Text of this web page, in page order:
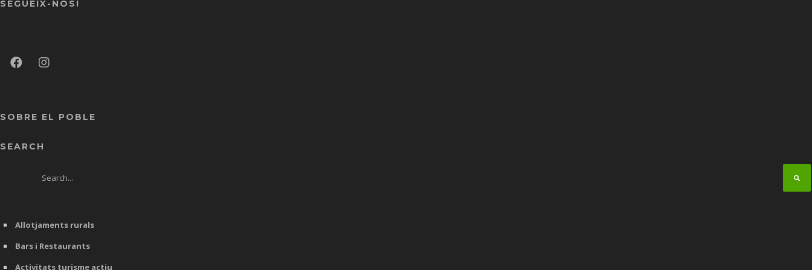
SEGUEIX-NOS!
SOBRE EL POBLE
SEARCH
Allotjaments rurals
Bars i Restaurants
Activitats turisme actiu